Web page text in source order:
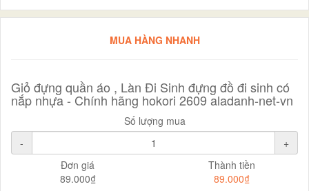
MUA HÀNG NHANH
Giỏ đựng quần áo , Làn Đi Sinh đựng đồ đi sinh có
nắp nhựa - Chính hãng hokori 2609 aladanh-net-vn
Số lượng mua
-
+
Đơn giá
89.000₫
Thành tiền
89.000₫